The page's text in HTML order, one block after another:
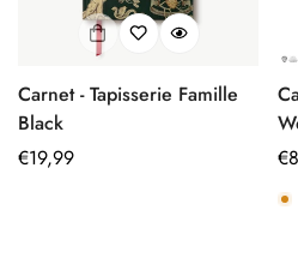
Carnet - Tapisserie Famille
Black
Prix
€19,99